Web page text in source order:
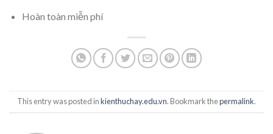
Hoàn toàn miễn phí
This entry was posted inkienthuchay.edu.vn. Bookmark thepermalink.